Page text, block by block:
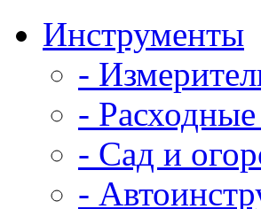
Инструменты
-
-
- Сад и
-